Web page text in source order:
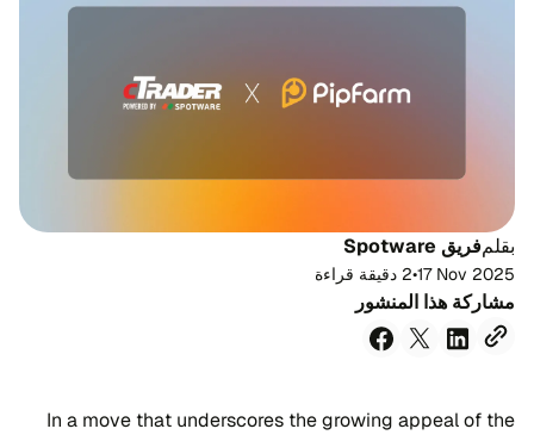
بقلمفريق Spotware
17 Nov 2025
•2 دقيقة قراءة
مشاركة هذا المنشور
In a move that underscores the growing appeal of the